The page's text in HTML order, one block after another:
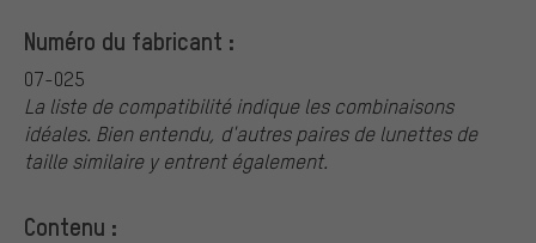
Numéro du fabricant :
07-025
La liste de compatibilité indique les combinaisons
idéales. Bien entendu, d'autres paires de lunettes de
taille similaire y entrent également.
Contenu :